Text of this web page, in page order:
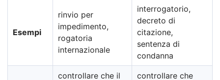
Esempi
rinvio per
impedimento,
rogatoria
internazionale
interrogatorio,
decreto di
citazione,
sentenza di
condanna
controllare che il
controllare che